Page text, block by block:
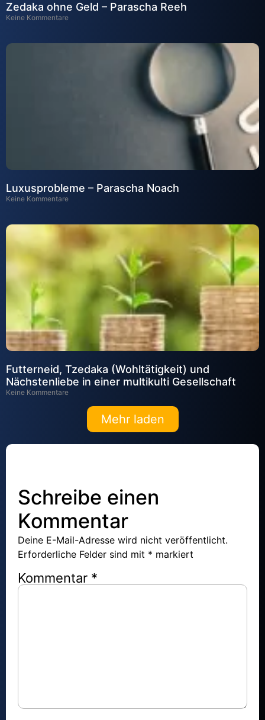
Zedaka ohne Geld – Parascha Reeh
Keine Kommentare
Luxusprobleme – Parascha Noach
Keine Kommentare
Futterneid, Tzedaka (Wohltätigkeit) und
Nächstenliebe in einer multikulti Gesellschaft
Keine Kommentare
Mehr laden
Schreibe einen
Kommentar
Deine E-Mail-Adresse wird nicht veröffentlicht.
Erforderliche Felder sind mit * markiert
Kommentar *